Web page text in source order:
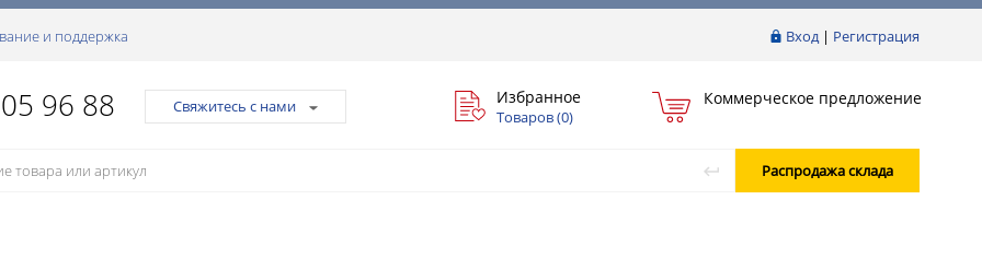
Вход| Регистрация
и поддержка
96 88 Свяжитесь с нами Избранное
Товаров (0)
Коммерческое предложение
Распродажа склада